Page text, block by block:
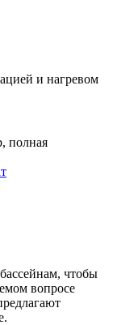
и нагревом
полная
чтобы
вопросе